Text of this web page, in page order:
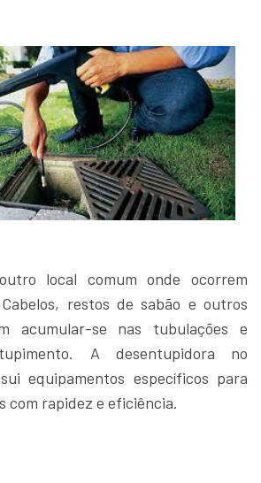
local comum onde ocorrem
restos de sabão e outros
acumular-se nas tubulações e
A desentupidora no
equipamentos específicos para
com rapidez e eficiência.